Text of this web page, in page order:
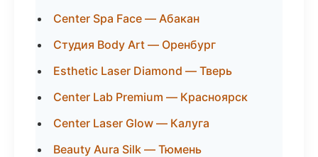
Center Spa Face — Абакан
Студия Body Art — Оренбург
Esthetic Laser Diamond — Тверь
Center Lab Premium — Красноярск
Center Laser Glow — Калуга
Beauty Aura Silk — Тюмень